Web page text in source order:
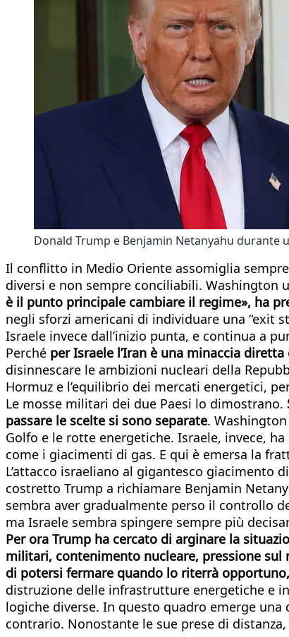
Donald Trump e Benjamin Netanyahu durante
Il conflitto in Medio Oriente assomiglia
diversi e non sempre conciliabili. Washington
è il punto principale cambiare il regime», ha
negli sforzi americani di individuare una “exit
Israele invece dall’inizio punta, e continua a
Perché per Israele l’Iran è una minaccia
disinnescare le ambizioni nucleari della
Hormuz e l’equilibrio dei mercati energetici,
Le mosse militari dei due Paesi lo dimostrano.
passare le scelte si sono separate.
Golfo e le rotte energetiche. Israele, invece,
come i giacimenti di gas. E qui è emersa la
L’attacco israeliano al gigantesco giacimento
costretto Trump a richiamare Benjamin
sembra aver gradualmente perso il controllo
ma Israele sembra spingere sempre più
Per ora Trump ha cercato di arginare la
militari, contenimento nucleare, pressione sul
di potersi fermare quando lo riterrà
distruzione delle infrastrutture energetiche e
logiche diverse. In questo quadro emerge
contrario. Nonostante le sue prese di